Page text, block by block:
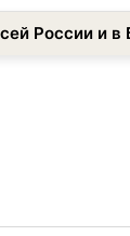
России и в